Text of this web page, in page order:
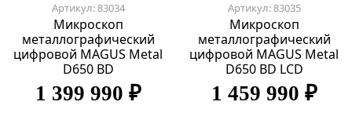
Артикул: 83034
Микроскоп
металлографический
цифровой MAGUS Metal
D650 BD
1 399 990 ₽
Артикул: 83035
Микроскоп
металлографический
цифровой MAGUS Metal
D650 BD LCD
1 459 990 ₽